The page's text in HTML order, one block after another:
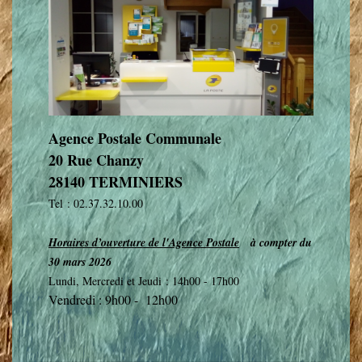
Agence Postale Communale
20 Rue Chanzy
28140 TERMINIERS
Tel : 02.37.32.10.00
Horaires d’ouverture de l'Agence Postaleà compter du
30 mars 2026
Lundi, Mercredi et Jeudi : 14h00 - 17h00
Vendredi : 9h00 - 12h00